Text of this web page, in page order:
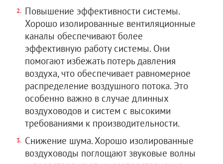
Повышение эффективности системы.
Хорошо изолированные вентиляционные
каналы обеспечивают более
эффективную работу системы. Они
помогают избежать потерь давления
воздуха, что обеспечивает равномерное
распределение воздушного потока. Это
особенно важно в случае длинных
воздуховодов и систем с высокими
требованиями к производительности.
Снижение шума. Хорошо изолированные
воздуховоды поглощают звуковые волны